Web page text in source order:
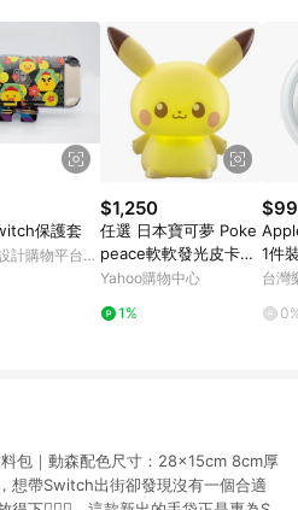
保護套
計購物平台
$1,250
任選 日本寶可夢 Poke
peace軟軟發光皮卡丘
PC27009
Yahoo購物中心
1%
1件
PP
台灣
包｜動森配色尺寸：28×15cm 8cm厚
想帶Switch出街卻發現沒有一個合適